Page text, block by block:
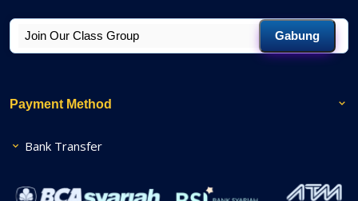
Gabung
Payment Method
Bank Transfer